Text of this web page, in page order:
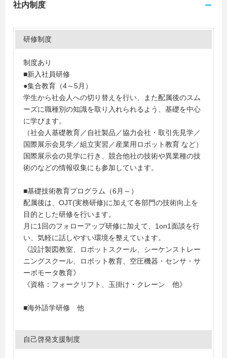
社内制度
研修制度
制度あり
■新入社員研修
●集合教育（4～5月）
学生から社会人への切り替えを行い、また配属後のスム
ーズに職種別の知識を取り入れられるよう、基礎を中心
に学びます。
（社会人基礎教育／自社製品／協力会社・取引先見学／
国際展示会見学／組立実習／産業用ロボット教育 など）
国際展示会の見学に行き、競合他社の技術や異業種の技
術のなどの情報収集にも参加しています。
■基礎技術教育プログラム（6月～）
配属後は、OJT(実務研修)に加えて各部門の技術向上を
目的とした研修を行います。
月に1回のフォローアップ研修に加えて、1on1面談を行
い、気軽に話しやすい環境を整えています。
《設計製図教室、ロボットスクール、シーケンストレー
ニングスクール、ロボット教育、空圧機器・センサ・サ
ーボモータ教育》
《資格：フォークリフト、玉掛け・クレーン 他》
■海外語学研修 他
自己啓発支援制度